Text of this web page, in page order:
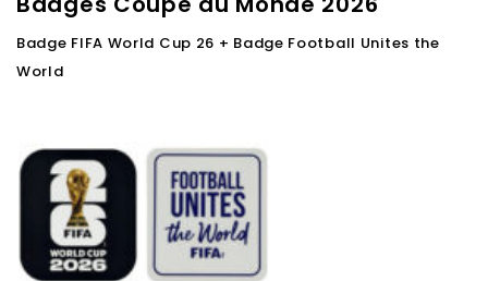
Badge FIFA World Cup 26 + Badge Football Unites the
World